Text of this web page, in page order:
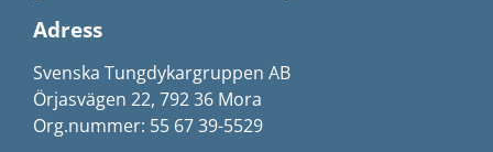
Adress
Svenska Tungdykargruppen AB
Örjasvägen 22, 792 36 Mora
Org.nummer: 55 67 39-5529